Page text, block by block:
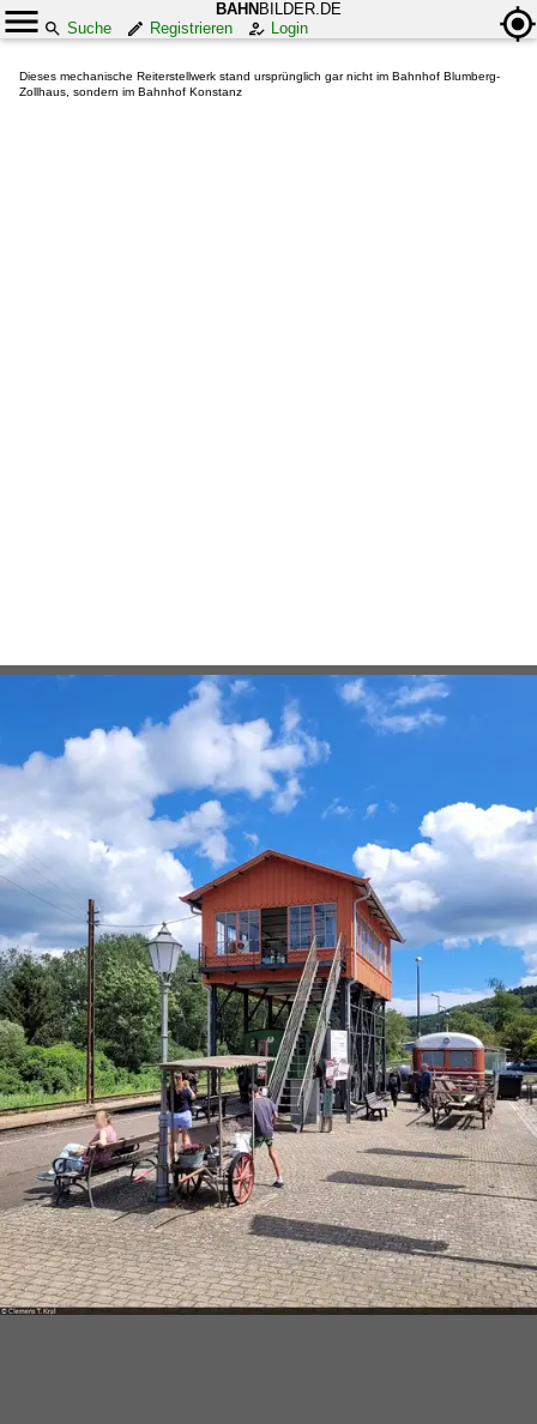
BAHN BILDER.DE
Suche
Registrieren Login
Dieses mechanische Reiterstellwerk stand ursprünglich gar nicht im Bahnhof Blumberg-
Zollhaus, sondern im Bahnhof Konstanz